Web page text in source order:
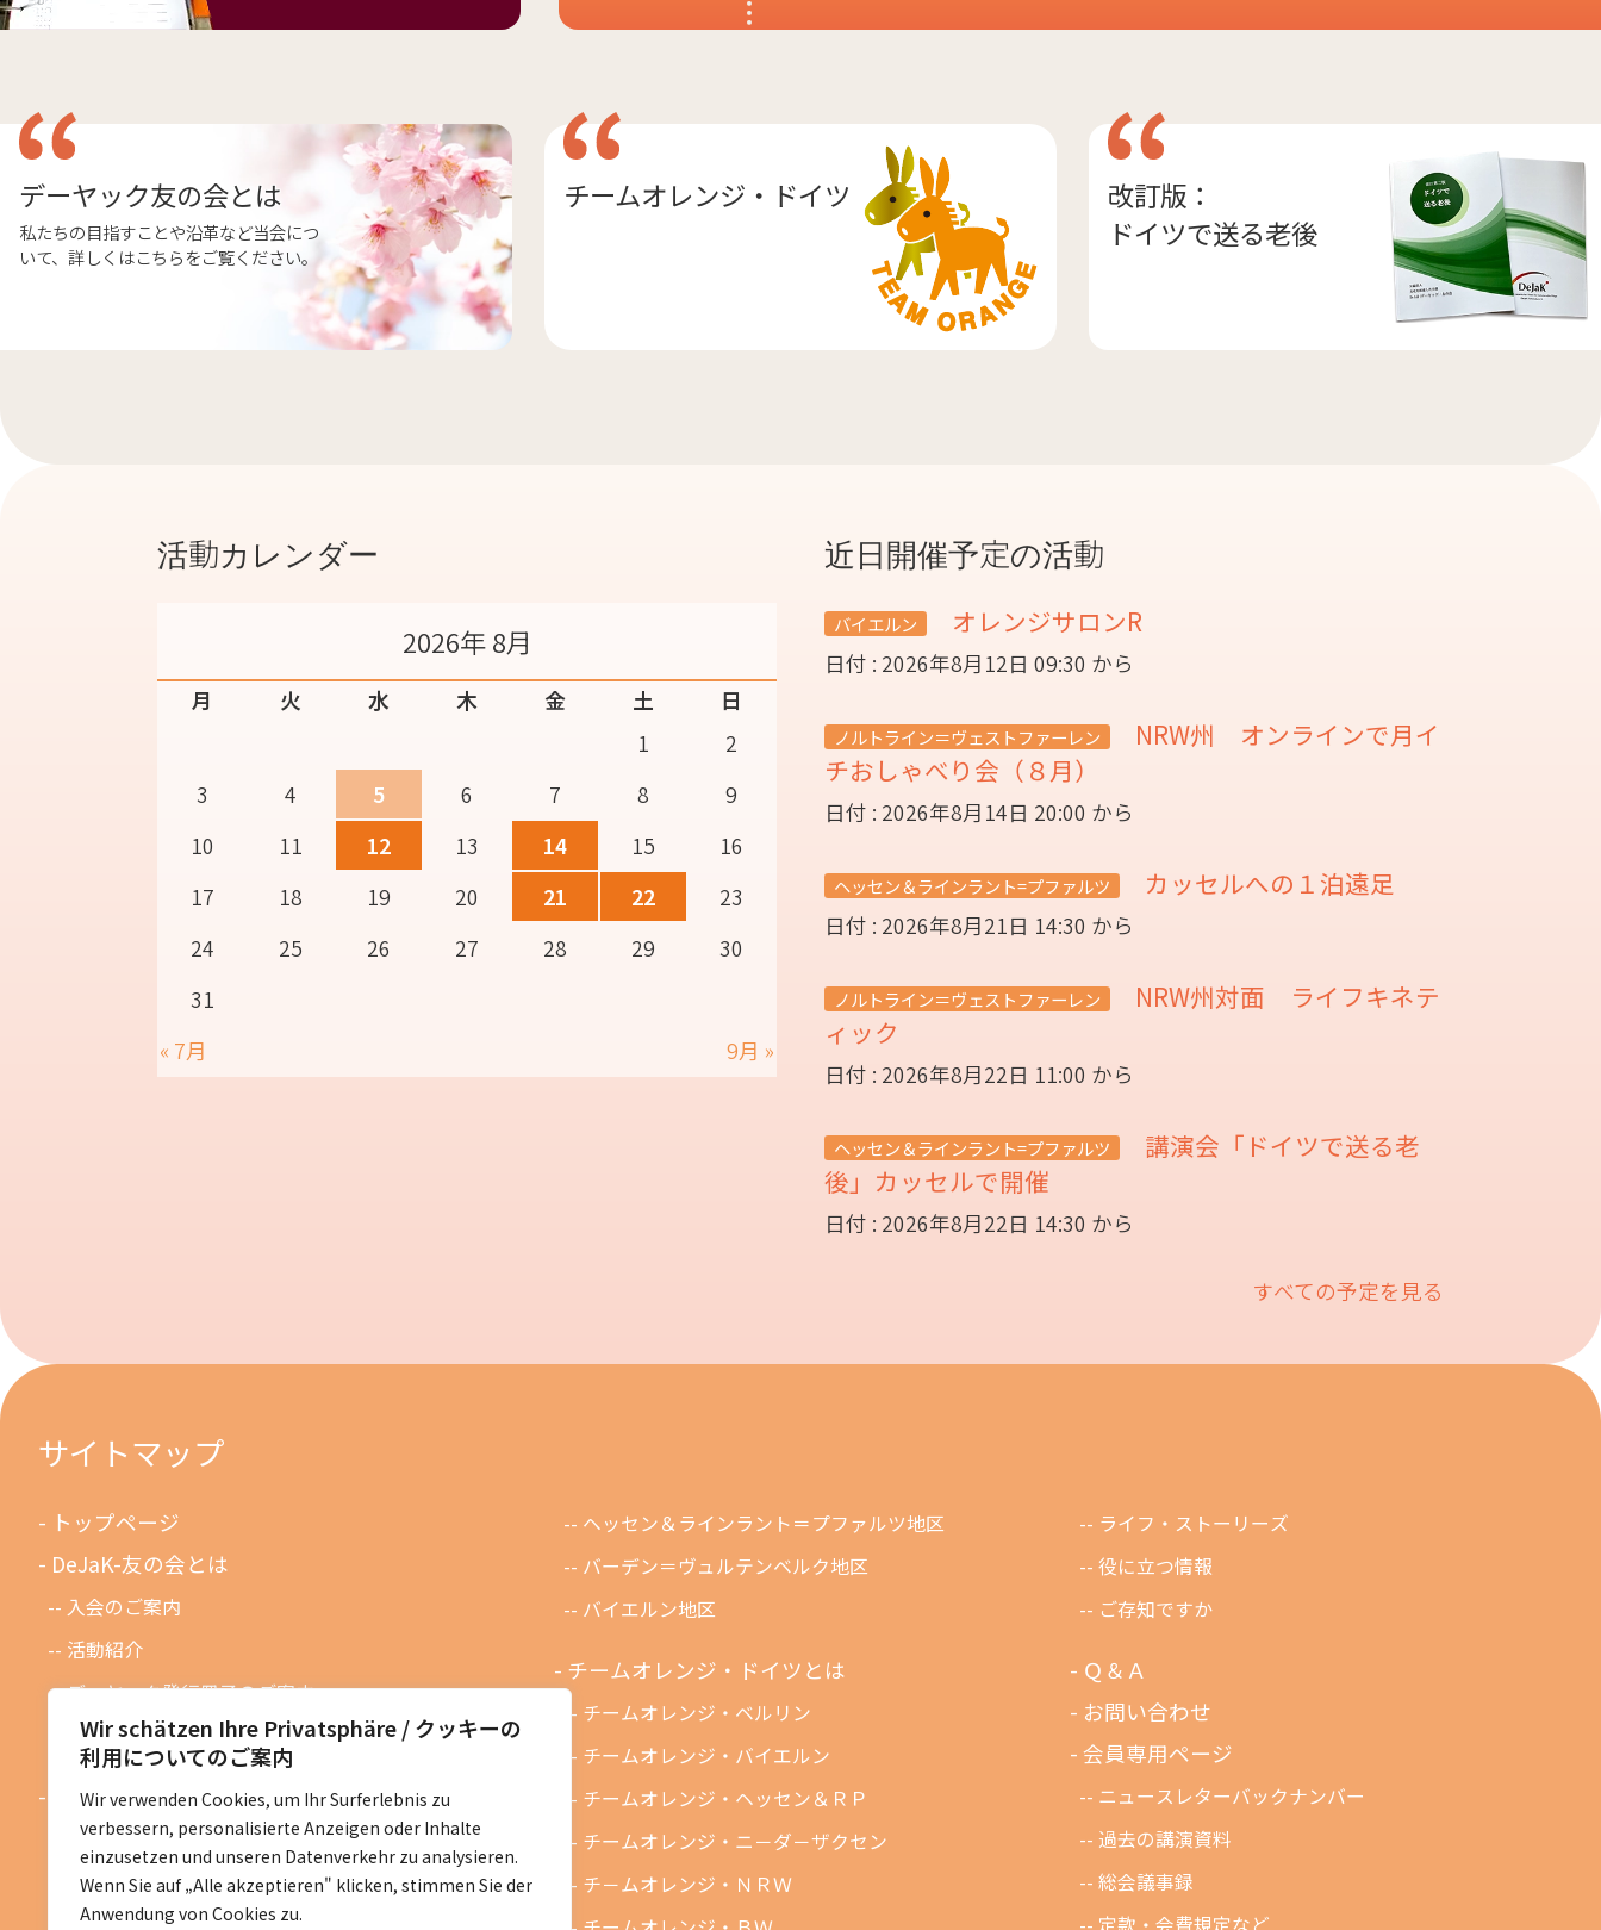
Wir schätzen Ihre Privatsphäre / クッキーの
利用についてのご案内
Wir verwenden Cookies, um Ihr Surferlebnis zu
verbessern, personalisierte Anzeigen oder Inhalte
einzusetzen und unseren Datenverkehr zu analysieren.
Wenn Sie auf „Alle akzeptieren" klicken, stimmen Sie der
Anwendung von Cookies zu.
デーヤック友の会とは
私たちの目指すことや沿革など当会につ
いて、詳しくはこちらをご覧ください。
チームオレンジ・ ドイツ
改訂版：
ドイツで送る老後
活動カレンダー
2026年 8月
月 火 水 木 金 土
日
1
2
3
4 5 6 7 8
9
10
11 12 13 14 15
16
17
18 19 20 21 22
23
24
25 26 27 28 29
30
31
« 7月
9月 »
近日開催予定の活動
バイエルン オレンジサロンR
日付 : 2026年8月12日 09:30 から
ノルトライン＝ヴェストファーレン
NRW州 オンラインで月イ
チおしゃべり会（８月）
日付 : 2026年8月14日 20:00 から
ヘッセン＆ラインラント=プファルツ カッセルへの１泊遠足
日付 : 2026年8月21日 14:30 から
ノルトライン＝ヴェストファーレン
NRW州対面 ライフキネテ
ィック
日付 : 2026年8月22日 11:00 から
ヘッセン＆ラインラント=プファルツ
講演会「ドイツで送る老
後」カッセルで開催
日付 : 2026年8月22日 14:30 から
すべての予定を見る
サイトマップ
トップページ
DeJaK-友の会とは
入会のご案内
活動紹介
デーヤック発行冊子のご案内
DeJaK友の会設立１０周年記念
お知らせ
お知らせ一覧
活動予定一覧
ヘッセン＆ラインラント＝プファルツ地区
バーデン＝ヴュルテンベルク地区
バイエルン地区
チームオレンジ・ドイツとは
チームオレンジ・ベルリン
チームオレンジ・バイエルン
チームオレンジ・ヘッセン＆ＲＰ
チームオレンジ・ニ－ダ－ザクセン
チ－ムオレンジ・ＮＲＷ
ライフ・ストーリーズ
役に立つ情報
ご存知ですか
Ｑ＆Ａ
お問い合わせ
会員専用ページ
ニュースレターバックナンバー
過去の講演資料
総会議事録